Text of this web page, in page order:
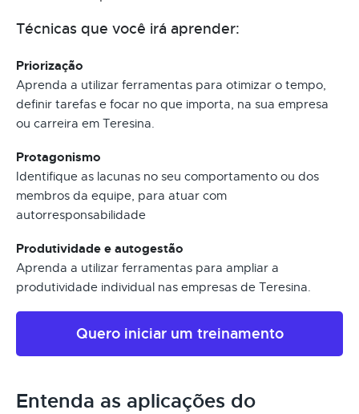
Técnicas que você irá aprender:
Priorização
Aprenda a utilizar ferramentas para otimizar o tempo,
definir tarefas e focar no que importa, na sua empresa
ou carreira em Teresina.
Protagonismo
Identifique as lacunas no seu comportamento ou dos
membros da equipe, para atuar com
autorresponsabilidade
Produtividade e autogestão
Aprenda a utilizar ferramentas para ampliar a
produtividade individual nas empresas de Teresina.
Quero iniciar um treinamento
Entenda as aplicações do